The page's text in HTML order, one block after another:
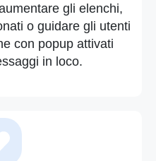
gli elenchi,
o guidare gli utenti
con popup attivati
in loco.